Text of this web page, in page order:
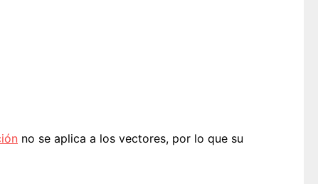
no se aplica a los vectores, por lo que su